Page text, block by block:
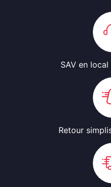
SAV en local
Retour